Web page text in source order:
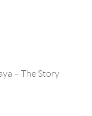
– The Story